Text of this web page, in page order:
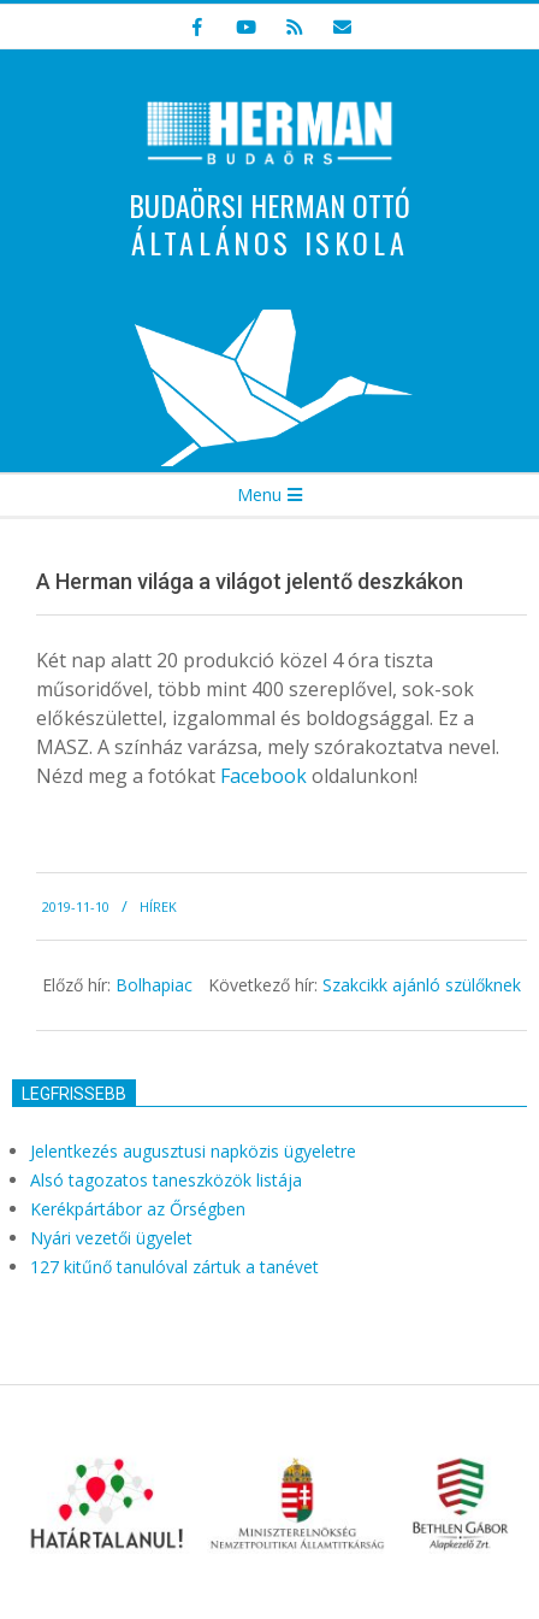
to
BUDAÖRSI HERMAN OTTÓ
ÁLTALÁNOS ISKOLA
Indulunk! Hamarosan újraindul oldalunk!
Menu
A Herman világa a világot jelentő deszkákon
Két nap alatt 20 produkció közel 4 óra tiszta
műsoridővel, több mint 400 szereplővel, sok-sok
előkészülettel, izgalommal és boldogsággal. Ez a
MASZ. A színház varázsa, mely szórakoztatva nevel.
Nézd meg a fotókat Facebookoldalunkon!
11-
10
2019-11-10 HÍREK
Előző hír: Bolhapiac Következő hír: Szakcikk ajánló szülőknek
LEGFRISSEBB
Jelentkezés augusztusi napközis ügyeletre
Alsó tagozatos taneszközök listája
Kerékpártábor az Őrségben
Nyári vezetői ügyelet
127 kitűnő tanulóval zártuk a tanévet